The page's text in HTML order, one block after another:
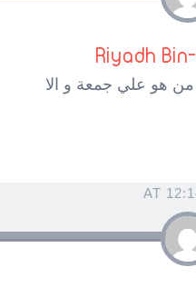
Riyadh
هو علي جمعة و الا